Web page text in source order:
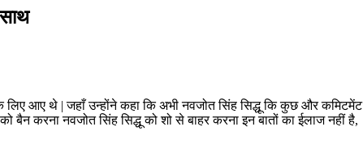
आए थे | जहाँ उन्होंने कहा कि अभी नवजोत सिंह सिद्धू कि कुछ और
बैन करना नवजोत सिंह सिद्धू को शो से बाहर करना इन बातों का ईलाज नहीं है,